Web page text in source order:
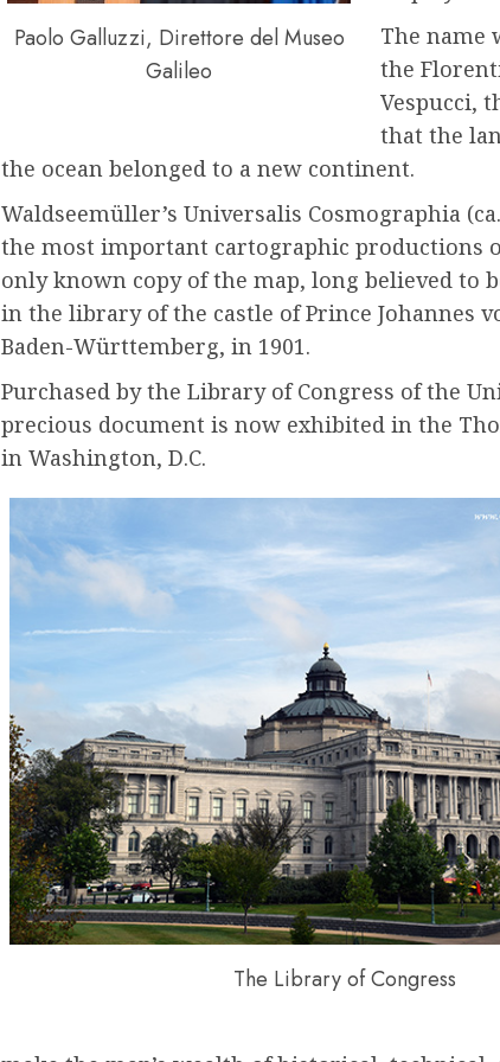
Paolo Galluzzi, Direttore del Museo
Galileo
The name
the
Vespucci,
that the
the ocean belonged to a new continent.
Waldseemüller’s Universalis Cosmographia
the most important cartographic productions
only known copy of the map, long believed to
in the library of the castle of Prince Johannes
Baden-Württemberg, in 1901.
Purchased by the Library of Congress of the
precious document is now exhibited in the
in Washington, D.C.
The Library of Congress